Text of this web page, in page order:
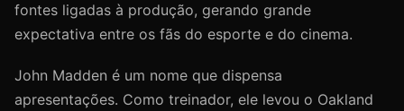
fontes ligadas à produção, gerando grande
expectativa entre os fãs do esporte e do cinema.
John Madden é um nome que dispensa
apresentações. Como treinador, ele levou o Oakland